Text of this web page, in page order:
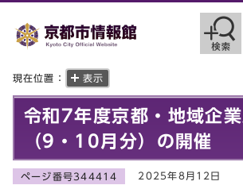
現在位置： 表示
令和7年度京都・地域企
（9・10月分）の開催
ページ番号344414 2025年8月12日